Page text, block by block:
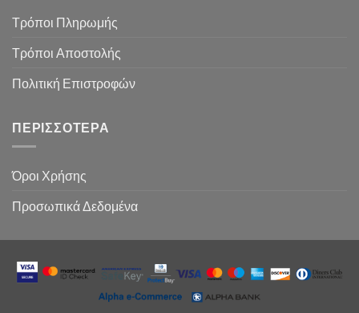
Τρόποι Πληρωμής
Τρόποι Αποστολής
Πολιτική Επιστροφών
ΠΕΡΙΣΣΌΤΕΡΑ
Όροι Χρήσης
Προσωπικά Δεδομένα